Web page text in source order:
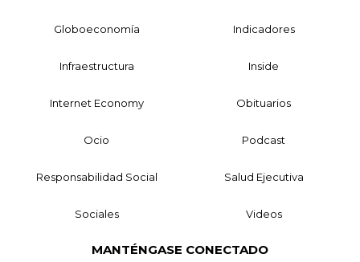
Globoeconomía Indicadores
Infraestructura Inside
Internet Economy Obituarios
Ocio Podcast
Responsabilidad Social Salud Ejecutiva
Sociales Videos
MANTÉNGASE CONECTADO